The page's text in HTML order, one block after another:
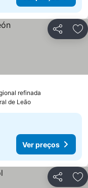
Partilhar
refinada
de Leão
Ver preços
Partilhar